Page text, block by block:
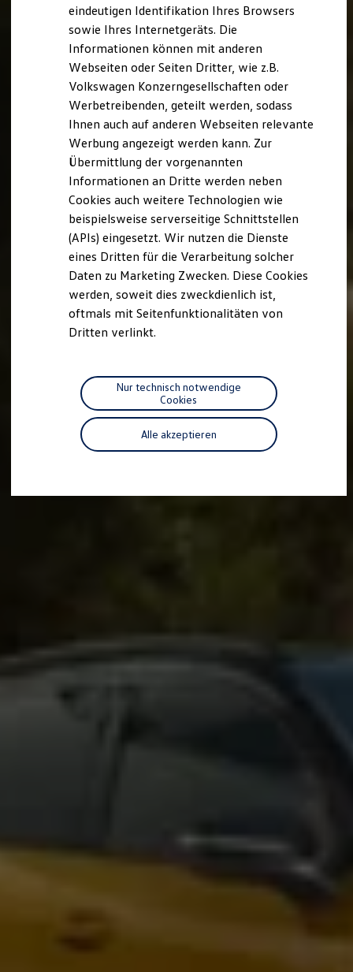
Lifestyle Shop
T-Roc Kollektion
Golf Kollektion
Volkswagen Kollektion
R-Kollektion
GTI Kollektion
Fußball Drop
we drive football
#wedriveproud
Besitzer und Service
myVolkswagen
Software Updates
Service und Ersatzteile
Inspektion und HU/AU
Reparaturen und Checks
Motorenöl und Flüssigkeiten
Räder und Reifen
Pannen- und Unfallhilfe
Economy Service
Volkswagen Teile
Zubehör
Modellspezifisches Zubehör
Individualisieren
Wallbox und Ladekabel
Digitale Extras
Dienste für Ihr Modell finden
Volkswagen Apps, Login und Shop
Handy und Fahrzeug verbinden
Vorgängermodelle
Familie
eindeutigen Identifikation Ihres Browsers
sowie Ihres Internetgeräts. Die
Informationen können mit anderen
Webseiten oder Seiten Dritter, wie z.B.
Volkswagen Konzerngesellschaften oder
Werbetreibenden, geteilt werden, sodass
Ihnen auch auf anderen Webseiten relevante
Werbung angezeigt werden kann. Zur
Übermittlung der vorgenannten
Informationen an Dritte werden neben
Cookies auch weitere Technologien wie
beispielsweise serverseitige Schnittstellen
(APIs) eingesetzt. Wir nutzen die Dienste
eines Dritten für die Verarbeitung solcher
Daten zu Marketing Zwecken. Diese Cookies
werden, soweit dies zweckdienlich ist,
oftmals mit Seitenfunktionalitäten von
Dritten verlinkt.
Alle akzeptieren
Nur technisch notwendige
Cookies